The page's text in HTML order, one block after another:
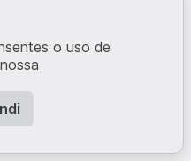
o uso de